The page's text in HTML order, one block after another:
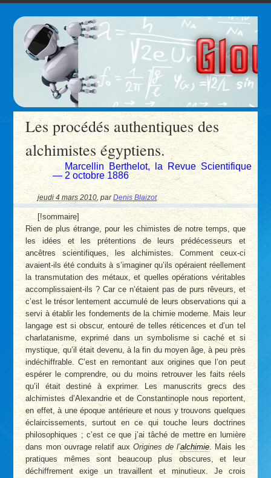
Les procédés authentiques des
alchimistes égyptiens.
Marcellin Berthelot, la Revue Scientifique
— 2 octobre 1886
jeudi 4 mars 2010,parDenis Blaizot
[!sommaire]
Rien de plus étrange, pour les chimistes de notre temps, que
les idées et les prétentions de leurs prédécesseurs et
ancêtres scientifiques, les alchimistes. Comment ceux-ci
avaient-ils été conduits à s’imaginer qu’ils opéraient réellement
la transmutation des métaux, et quelles opérations véritables
accomplissaient-ils ? Car ce n’étaient pas de purs rêveurs, et
c’est le trésor lentement accumulé de leurs observations qui a
servi à établir les fondements de la chimie moderne. Mais leur
langage est si obscur, entouré de telles réticences et d’un tel
charlatanisme, exprimé dans un symbolisme si caché et si
mystique, qu’il était devenu, à la fin du moyen âge, à peu près
indéchiffrable. C’est en remontant aux origines que l’on peut
espérer le comprendre, ou du moins retrouver les faits réels
qu’il était destiné à exprimer. Les manuscrits grecs des
alchimistes d’Alexandrie et de Constantinople nous reportent,
en effet, à une époque antérieure et nous y trouvons quelques
éclaircissements, surtout en ce qui touche leurs doctrines
philosophiques ; c’est ce que j’ai tâché de mettre en lumière
dans mon ouvrage relatif auxOrigines de l’alchimie . Mais les
pratiques mêmes sont beaucoup plus obscures, et leur
déchiffrement exige un travaillent et minutieux. Je crois